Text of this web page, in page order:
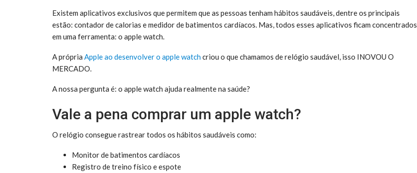
Existem aplicativos exclusivos que permitem que as pessoas tenham hábitos saudáveis, dentre os principais
estão: contador de calorias e medidor de batimentos cardíacos. Mas, todos esses aplicativos ficam concentrados
em uma ferramenta: o apple watch.
A própria Apple ao desenvolver o apple watchcriou o que chamamos de relógio saudável, isso INOVOU O
MERCADO.
A nossa pergunta é: o apple watch ajuda realmente na saúde?
Vale a pena comprar um apple watch?
O relógio consegue rastrear todos os hábitos saudáveis como:
Monitor de batimentos cardíacos
Registro de treino físico e espote